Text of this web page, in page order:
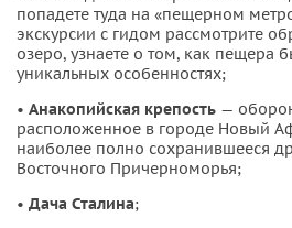
попадете туда на «пещерном
экскурсии с гидом рассмотрите
озеро, узнаете о том, как пещера
уникальных особенностях;
• Анакопийская крепость —
расположенное в городе Новый
наиболее полно сохранившееся
Восточного Причерноморья;
• Дача Сталина;